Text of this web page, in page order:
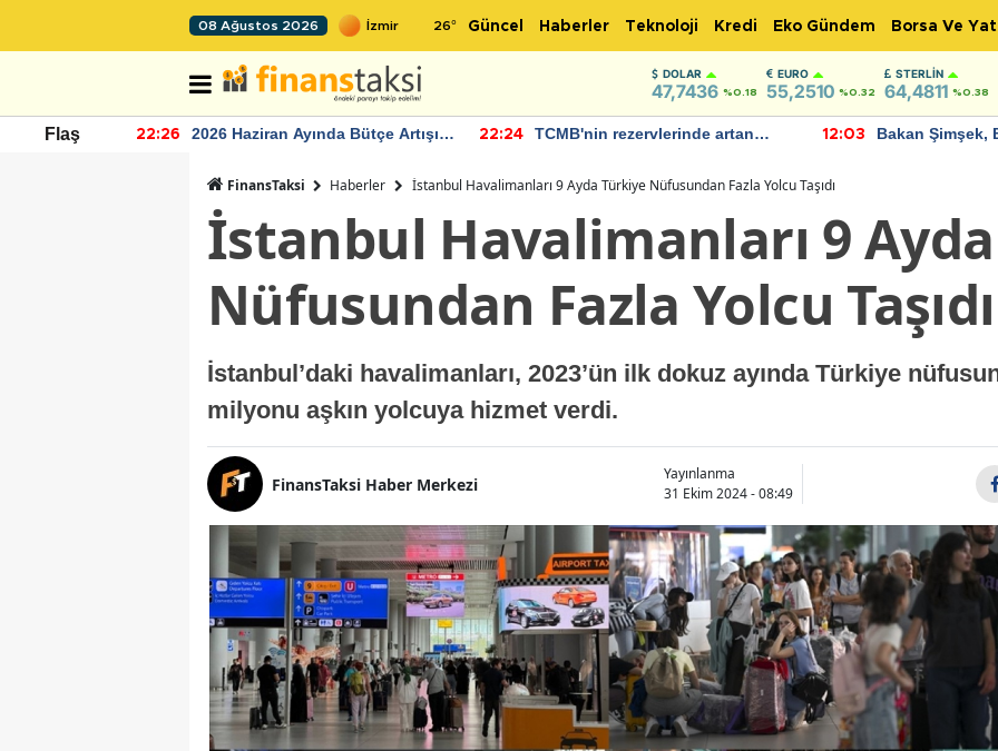
08 Ağustos 2026 26° Güncel Haberler Teknoloji Kredi Eko Gündem Borsa Ve
DOLAR
47,7436 %0.18
EURO
55,2510 %0.32
STERLIN
64,4811 %0.38
Flaş 22:26
2026 Haziran Ayında Bütçe Artışı
22:24
TCMB'nin rezervlerinde artan
12:03
Bakan Şimşek,
FinansTaksi Haberler İstanbul Havalimanları 9 Ayda Türkiye Nüfusundan Fazla Yolcu Taşıdı
İstanbul Havalimanları 9
Nüfusundan Fazla Yolcu Taşıdı
İstanbul’daki havalimanları, 2023’ün ilk dokuz ayında Türkiye
milyonu aşkın yolcuya hizmet verdi.
FinansTaksi Haber Merkezi
Yayınlanma
31 Ekim 2024 - 08:49